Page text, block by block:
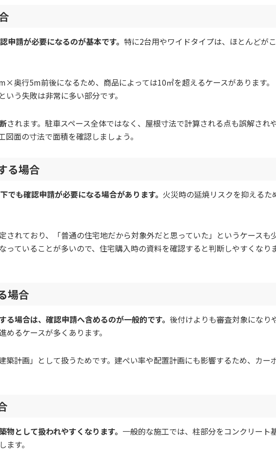
申請が必要になるのが基本です。 特に2台用やワイドタイプは、ほとんどが
奥行5m前後になるため、商品によっては10㎡を超えるケースがあります。
いう失敗は非常に多い部分です。
されます。駐車スペース全体ではなく、屋根寸法で計算される点も誤解され
面の寸法で面積を確認しましょう。
る場合
でも確認申請が必要になる場合があります。 火災時の延焼リスクを抑えるた
されており、「普通の住宅地だから対象外だと思っていた」というケースも
っていることが多いので、住宅購入時の資料を確認すると判断しやすくなり
場合
場合は、確認申請へ含めるのが一般的です。 後付けよりも審査対象になり
るケースが多くあります。
築計画」として扱うためです。建ぺい率や配置計画にも影響するため、カー
として扱われやすくなります。 一般的な施工では、柱部分をコンクリート
す。